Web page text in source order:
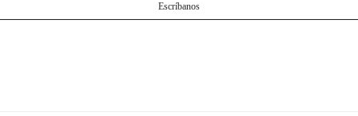
Escríbanos